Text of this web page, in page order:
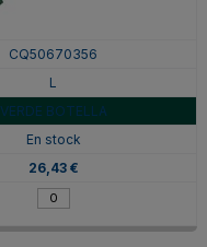
CQ50670356
L
VERDE BOTELLA
En stock
26,43 €